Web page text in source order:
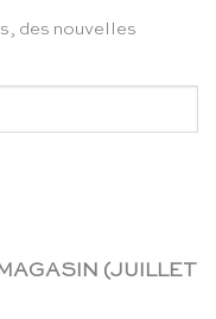
des nouvelles
(JUILLET